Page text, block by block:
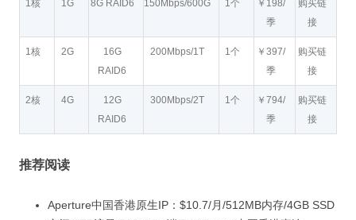
1核 1G 8G RAID6 150Mbps/600G 1个
￥198/
季
购买链
接
1核 2G
16G
RAID6
200Mbps/1T 1个
￥397/
季
购买链
接
2核 4G
12G
RAID6
300Mbps/2T 1个
￥794/
季
购买链
接
推荐阅读
Aperture中国香港原生IP：$10.7/月/512MB内存/4GB SSD